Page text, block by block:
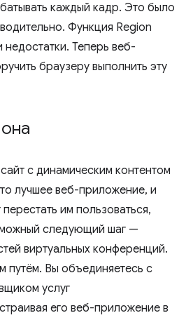
каждый кадр. Это было
Функция Region
недостатки. Теперь веб-
браузеру выполнить эту
с динамическим контентом
лучшее веб-приложение, и
им пользоваться,
следующий шаг —
виртуальных конференций.
путём. Вы объединяетесь с
услуг
его веб-приложение в